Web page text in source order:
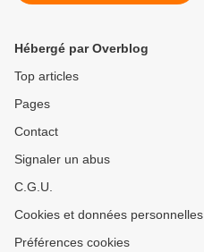
Hébergé par Overblog
Top articles
Pages
Contact
Signaler un abus
C.G.U.
Cookies et données personnelles
Préférences cookies